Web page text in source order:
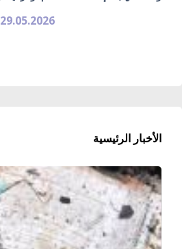
29.05.2026
الأخبار الرئيسية